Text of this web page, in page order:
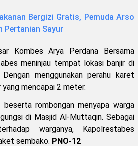
Bergizi Gratis, Pemuda Arso
Pertanian Sayur
Kombes Arya Perdana Bersama
meninjau tempat lokasi banjir di
menggunakan perahu karet
yang mencapai 2 meter.
rombongan menyapa warga
di Masjid Al-Muttaqin. Sebagai
warganya, Kapolrestabes
sembako. PNO-12